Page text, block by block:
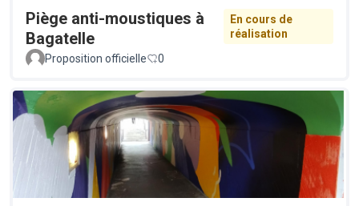
Piège anti-moustiques à
Bagatelle
En cours de
réalisation
Proposition officielle
0